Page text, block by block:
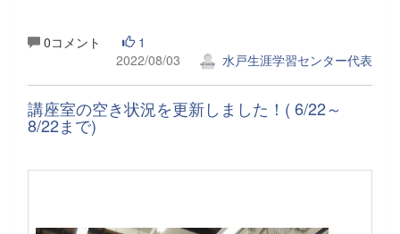
0コメント
1
2022/08/03
水戸生涯学習センター代表
講座室の空き状況を更新しました！( 6/22～
8/22まで)